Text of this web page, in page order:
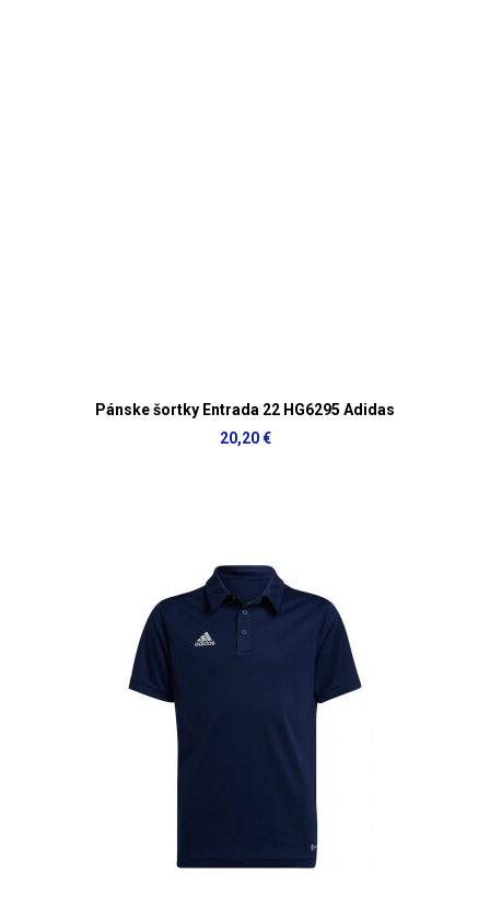
Pánske šortky Entrada 22 HG6295 Adidas
20,20 €